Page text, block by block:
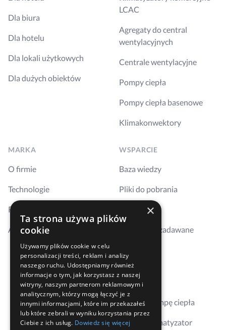
Dla biura
Dla hotelu
Dla lokali użytkowych
Dla dużych obiektów
LCAC
Agregaty do central
wentylacyjnych
Centrale wentylacyjne
Pompy ciepła
Pompy ciepła basenowe
Klimakonwektory
MARKA
O firmie
Technologie
Realizacje
Aktualności
WSPARCIE
Baza wiedzy
Pliki do pobrania
Szkolenia
Najczęściej zadawane
Kontakt
Gdzie kupić
Dobierz pompę ciepła
Dobierz klimatyzator
×
Ta strona używa plików
cookie
Używamy plików cookie w celu
personalizacji treści, reklam i analizy
naszego ruchu. Udostępniamy również
informacje o tym, jak korzystasz z naszej
witryny, naszym partnerom reklamowym i
analitycznym, którzy mogą łączyć je z
innymi informacjami, które im przekazałeś
lub które zebrali w wyniku korzystania przez
Ciebie z ich usług. Dowiedz się więcej